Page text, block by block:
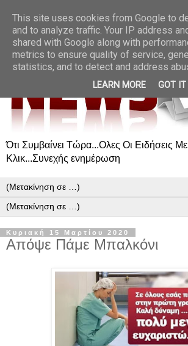
Ότι Συμβαίνει Τώρα...Ολες Οι Ειδήσεις
Κλικ...Συνεχής ενημέρωση
Κυριακή 15 Μαρτίου 2020
Απόψε Πάμε Μπαλκόνι
This site uses cookies from Google to
and to analyze traffic. Your IP address
shared with Google along with
metrics to ensure quality of service,
statistics, and to detect and address
LEARN MORE GOT IT